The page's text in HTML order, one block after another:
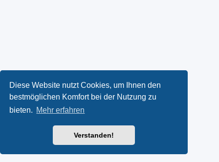
Diese Website nutzt Cookies, um Ihnen den
bestmöglichen Komfort bei der Nutzung zu
bieten. Mehr erfahren
Verstanden!